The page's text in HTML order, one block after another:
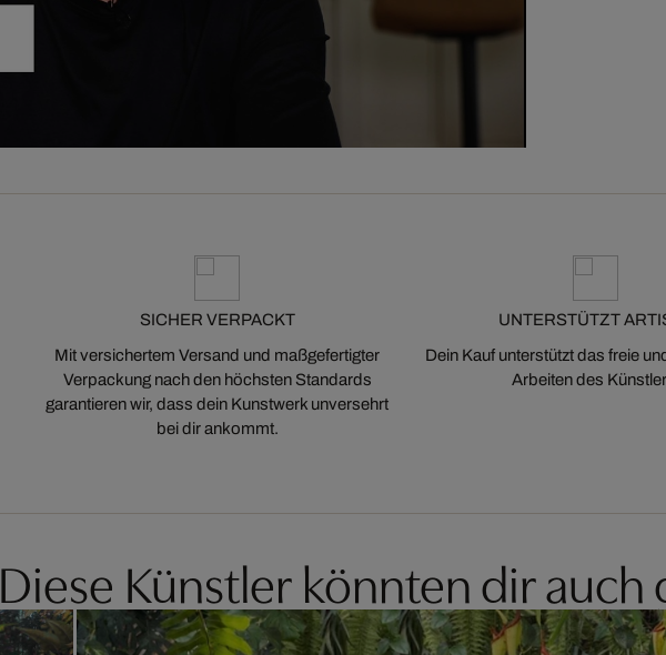
SICHER VERPACKT
Mit versichertem Versand und maßgefertigter
Verpackung nach den höchsten Standards
garantieren wir, dass dein Kunstwerk unversehrt
bei dir ankommt.
UNTERSTÜTZT
Dein Kauf unterstützt das freie
Arbeiten des
Diese Künstler könnten dir auch